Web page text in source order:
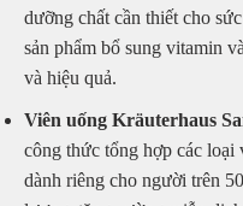
dưỡng chất cần thiết cho
sản phẩm bổ sung vitamin
và hiệu quả.
Viên uống Kräuterhaus
công thức tổng hợp các loại
dành riêng cho người trên